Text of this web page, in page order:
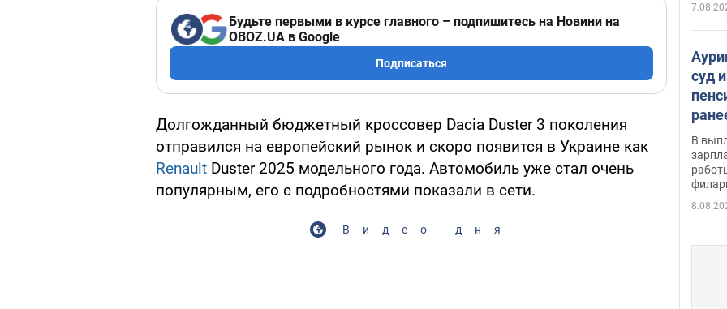
Будьте первыми в курсе главного – подпишитесь на Новини на
OBOZ.UA в Google
Подписаться
Долгожданный бюджетный кроссовер Dacia Duster 3 поколения
отправился на европейский рынок и скоро появится в Украине как
Renault Duster 2025 модельного года. Автомобиль уже стал очень
популярным, его с подробностями показали в сети.
Видео дня
суд
В